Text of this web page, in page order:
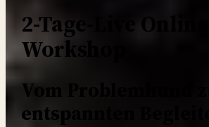
2-Tage-Live Online
Workshop
Vom Problemhund
entspannten